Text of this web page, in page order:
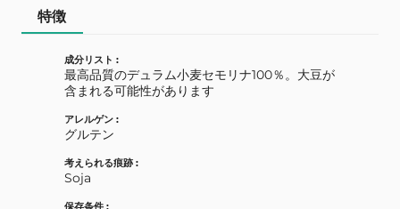
特徴
成分リスト :
最高品質のデュラム小麦セモリナ100％。大豆が
含まれる可能性があります
アレルゲン :
グルテン
考えられる痕跡 :
Soja
保存条件 :